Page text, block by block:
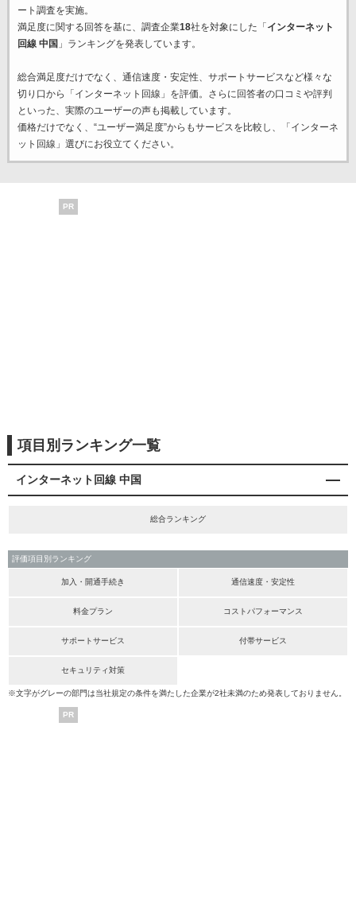
ート調査を実施。
満足度に関する回答を基に、調査企業18社を対象にした「 インターネット
回線 中国 」ランキングを発表しています。
総合満足度だけでなく、通信速度・安定性、サポートサービスなど様々な
切り口から「インターネット回線」を評価。さらに回答者の口コミや評判
といった、実際のユーザーの声も掲載しています。
価格だけでなく、“ユーザー満足度”からもサービスを比較し、「インターネ
ット回線」選びにお役立てください。
PR
項目別ランキング一覧
インターネット回線 中国
総合ランキング
評価項目別ランキング
加入・開通手続き 通信速度・安定性
料金プラン コストパフォーマンス
サポートサービス 付帯サービス
セキュリティ対策
※文字がグレーの部門は当社規定の条件を満たした企業が2社未満のため発表しておりません。
PR